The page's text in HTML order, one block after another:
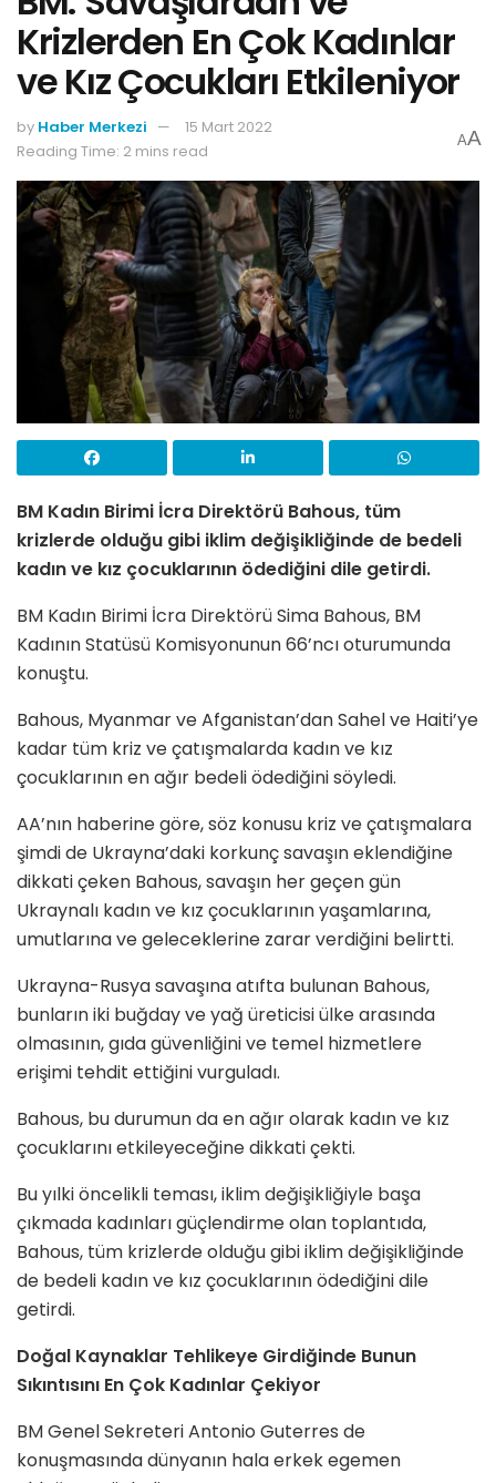
Krizlerden En Çok Kadınlar
ve Kız Çocukları Etkileniyor
by Haber Merkezi
15 Mart 2022
Reading Time: 2 mins read
AA
BM Kadın Birimi İcra Direktörü Bahous, tüm
krizlerde olduğu gibi iklim değişikliğinde de bedeli
kadın ve kız çocuklarının ödediğini dile getirdi.
BM Kadın Birimi İcra Direktörü Sima Bahous, BM
Kadının Statüsü Komisyonunun 66’ncı oturumunda
konuştu.
Bahous, Myanmar ve Afganistan’dan Sahel ve Haiti’ye
kadar tüm kriz ve çatışmalarda kadın ve kız
çocuklarının en ağır bedeli ödediğini söyledi.
AA’nın haberine göre, söz konusu kriz ve çatışmalara
şimdi de Ukrayna’daki korkunç savaşın eklendiğine
dikkati çeken Bahous, savaşın her geçen gün
Ukraynalı kadın ve kız çocuklarının yaşamlarına,
umutlarına ve geleceklerine zarar verdiğini belirtti.
Ukrayna-Rusya savaşına atıfta bulunan Bahous,
bunların iki buğday ve yağ üreticisi ülke arasında
olmasının, gıda güvenliğini ve temel hizmetlere
erişimi tehdit ettiğini vurguladı.
Bahous, bu durumun da en ağır olarak kadın ve kız
çocuklarını etkileyeceğine dikkati çekti.
Bu yılki öncelikli teması, iklim değişikliğiyle başa
çıkmada kadınları güçlendirme olan toplantıda,
Bahous, tüm krizlerde olduğu gibi iklim değişikliğinde
de bedeli kadın ve kız çocuklarının ödediğini dile
getirdi.
Doğal Kaynaklar Tehlikeye Girdiğinde Bunun
Sıkıntısını En Çok Kadınlar Çekiyor
BM Genel Sekreteri Antonio Guterres de
konuşmasında dünyanın hala erkek egemen